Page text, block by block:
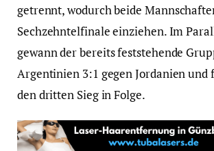
getrennt, wodurch beide
Sechzehntelfinale einziehen. Im
gewann der bereits feststehende
Argentinien 3:1 gegen Jordanien und
den dritten Sieg in Folge.